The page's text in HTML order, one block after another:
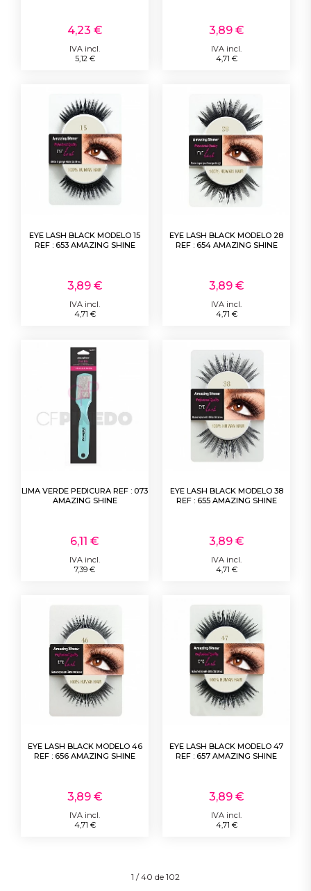
4,23 €
IVA incl.
5,12 €
3,89 €
IVA incl.
4,71 €
EYE LASH BLACK MODELO 15
REF : 653 AMAZING SHINE
3,89 €
IVA incl.
4,71 €
EYE LASH BLACK MODELO 28
REF : 654 AMAZING SHINE
3,89 €
IVA incl.
4,71 €
LIMA VERDE PEDICURA REF : 073
AMAZING SHINE
6,11 €
IVA incl.
7,39 €
EYE LASH BLACK MODELO 38
REF : 655 AMAZING SHINE
3,89 €
IVA incl.
4,71 €
EYE LASH BLACK MODELO 46
REF : 656 AMAZING SHINE
3,89 €
IVA incl.
4,71 €
EYE LASH BLACK MODELO 47
REF : 657 AMAZING SHINE
3,89 €
IVA incl.
4,71 €
1 / 40 de 102